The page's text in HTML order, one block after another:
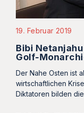
19. Februar 2019
Bibi
Golf-
Der Nahe Osten ist
wirtschaftlichen
Diktatoren bilden